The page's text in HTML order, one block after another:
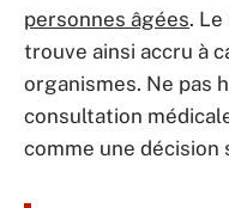
personnes âgées.
trouve ainsi accru à
organismes. Ne pas
consultation
comme une décision